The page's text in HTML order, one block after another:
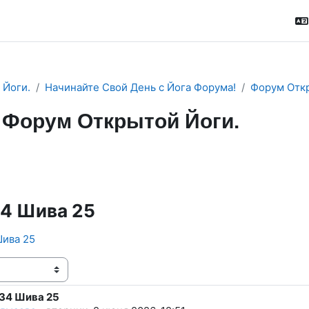
Начинайте Свой День с Йога Форума! Форум
Форум Открытой Йоги.
Шива 25
25
Шива 25
ответов: 0